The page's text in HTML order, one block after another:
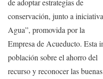
de adoptar estrategias de
conservación, junto a
Agua”, promovida por la
Empresa de Acueducto. Esta
población sobre el ahorro del
recurso y reconocer las